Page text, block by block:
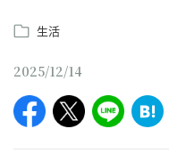
生活
2025/12/14